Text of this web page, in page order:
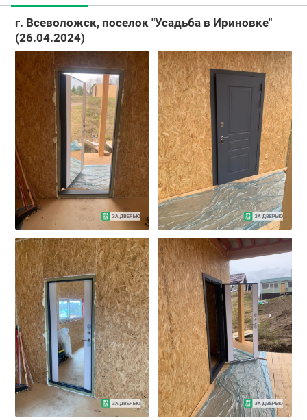
г. Всеволожск, поселок "Усадьба в Ириновке"
(26.04.2024)